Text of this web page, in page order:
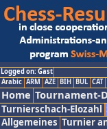
Logged on: Gast
Arabic ARM AZE BIH BUL CAT
Home Tournament-
Turnierschach-Elozahl
Allgemeines Turnier